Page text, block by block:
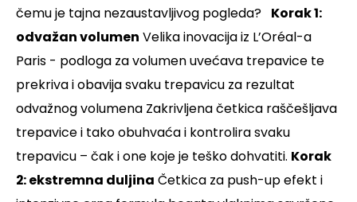
čemu je tajna nezaustavljivog pogleda? Korak 1:
odvažan volumen Velika inovacija iz L’Oréal-a
Paris - podloga za volumen uvec´ava trepavice te
prekriva i obavija svaku trepavicu za rezultat
odvažnog volumena Zakrivljena cˇetkica rašcˇešljava
trepavice i tako obuhvac´a i kontrolira svaku
trepavicu – cˇak i one koje je teško dohvatiti. Korak
2: ekstremna duljina Cˇetkica za push-up efekt i